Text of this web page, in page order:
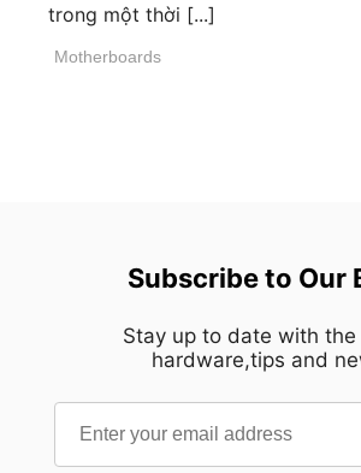
trong một thời [...]
Motherboards
Subscribe to Our
Stay up to date with
hardware,tips and